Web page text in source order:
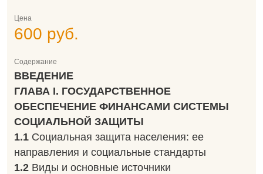
Цена
600 руб.
Содержание
ВВЕДЕНИЕ
ГЛАВА I. ГОСУДАРСТВЕННОЕ
ОБЕСПЕЧЕНИЕ ФИНАНСАМИ СИСТЕМЫ
СОЦИАЛЬНОЙ ЗАЩИТЫ
1.1 Социальная защита населения: ее
направления и социальные стандарты
1.2 Виды и основные источники